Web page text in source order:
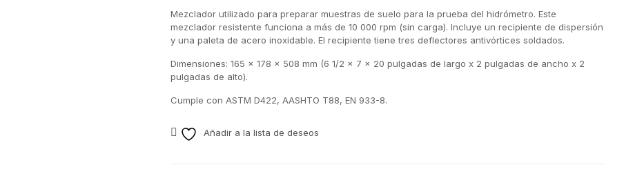
Mezclador utilizado para preparar muestras de suelo para la prueba del hidrómetro. Este
mezclador resistente funciona a más de 10 000 rpm (sin carga). Incluye un recipiente de dispersión
y una paleta de acero inoxidable. El recipiente tiene tres deflectores antivórtices soldados.
Dimensiones: 165 x 178 x 508 mm (6 1/2 x 7 x 20 pulgadas de largo x 2 pulgadas de ancho x 2
pulgadas de alto).
Cumple con ASTM D422, AASHTO T88, EN 933-8.
Añadir a la lista de deseos